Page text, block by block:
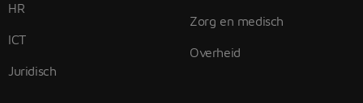
HR
ICT
Juridisch
Zorg en medisch
Overheid